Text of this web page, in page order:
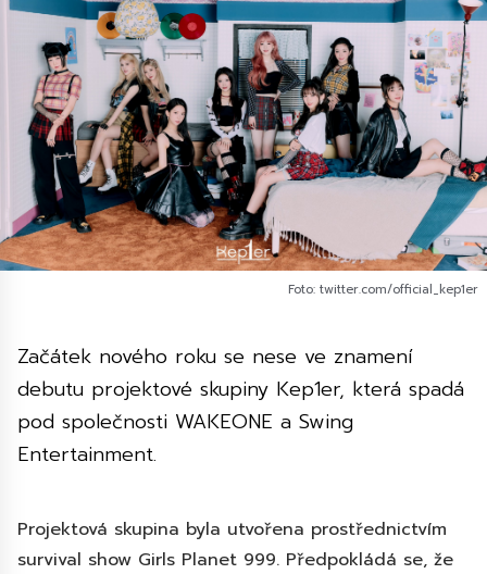
Foto: twitter.com/official_kep1er
Začátek nového roku se nese ve znamení
debutu projektové skupiny Kep1er, která spadá
pod společnosti WAKEONE a Swing
Entertainment.
Projektová skupina byla utvořena prostřednictvím
survival show Girls Planet 999. Předpokládá se, že